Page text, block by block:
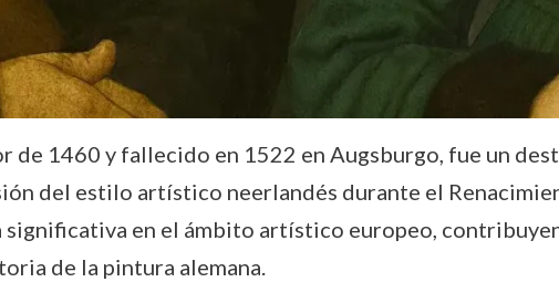
1460 y fallecido en 1522 en Augsburgo, fue un
del estilo artístico neerlandés durante el
en el ámbito artístico europeo,
de la pintura alemana.